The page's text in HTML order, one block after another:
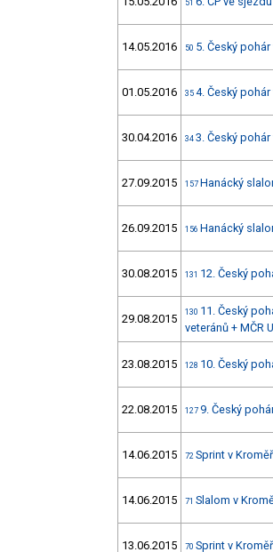
51
14.05.2016 50 5. Český
01.05.2016 35 4. Český
30.04.2016 34 3. Český
27.09.2015 157 Hanácký
26.09.2015 156 Hanácký
30.08.2015 131 12. Český
29.08.2015 130 11. Český
veteránů + MČR
23.08.2015 128 10. Český
22.08.2015 127 9. Český
14.06.2015 72 Sprint v
14.06.2015 71 Slalom v
13.06.2015 70 Sprint v